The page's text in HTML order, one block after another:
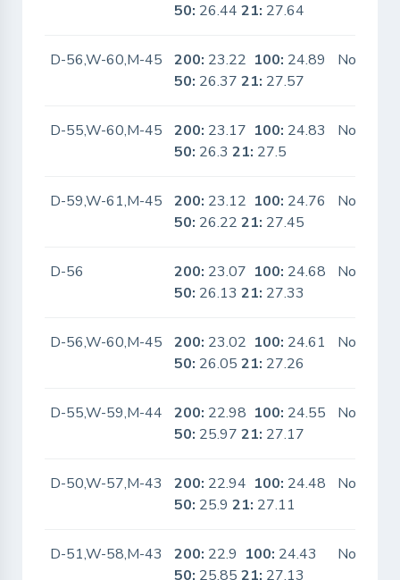
50: 26.4421: 27.64
D-56,W-60,M-45 200: 23.22 100: 24.89
50: 26.3721: 27.57
No
D-55,W-60,M-45 200: 23.17 100: 24.83
50: 26.321: 27.5
No
D-59,W-61,M-45 200: 23.12 100: 24.76
50: 26.2221: 27.45
No
D-56 200: 23.07 100: 24.68
50: 26.1321: 27.33
No
D-56,W-60,M-45 200: 23.02 100: 24.61
50: 26.0521: 27.26
No
D-55,W-59,M-44 200: 22.98 100: 24.55
50: 25.9721: 27.17
No
D-50,W-57,M-43 200: 22.94 100: 24.48
50: 25.921: 27.11
No
D-51,W-58,M-43 200: 22.9 100: 24.43
50: 25.8521: 27.13
No